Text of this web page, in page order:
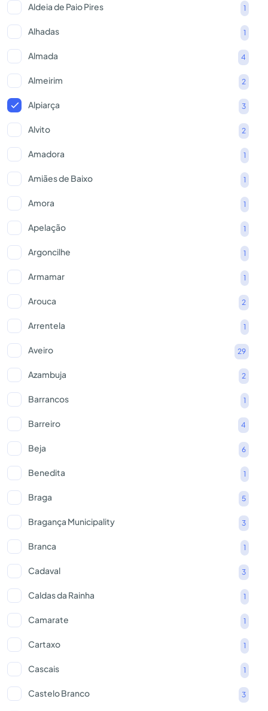
Aldeia de Paio Pires 1
Alhadas 1
Almada 4
Almeirim 2
Alpiarça 3
Alvito 2
Amadora 1
Amiães de Baixo 1
Amora 1
Apelação 1
Argoncilhe 1
Armamar 1
Arouca 2
Arrentela 1
Aveiro 29
Azambuja 2
Barrancos 1
Barreiro 4
Beja 6
Benedita 1
Braga 5
Bragança Municipality 3
Branca 1
Cadaval 3
Caldas da Rainha 1
Camarate 1
Cartaxo 1
Cascais 1
Castelo Branco 3